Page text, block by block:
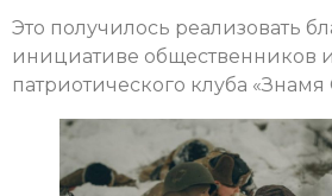
Это получилось реализовать
инициативе общественников
патриотического клуба «Знамя